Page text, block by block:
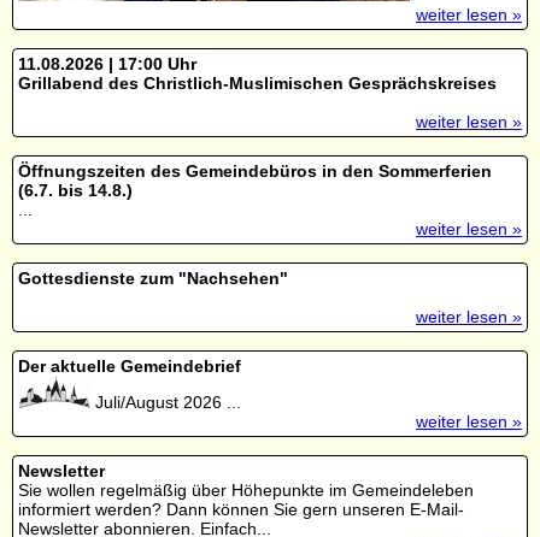
weiter lesen »
11.08.2026 | 17:00 Uhr
Grillabend des Christlich-Muslimischen Gesprächskreises
weiter lesen »
Öffnungszeiten des Gemeindebüros in den Sommerferien
(6.7. bis 14.8.)
weiter lesen »
Gottesdienste zum "Nachsehen"
weiter lesen »
Der aktuelle Gemeindebrief
Juli/August 2026 ...
weiter lesen »
Newsletter
Sie wollen regelmäßig über Höhepunkte im Gemeindeleben
informiert werden? Dann können Sie gern unseren E-Mail-
Newsletter abonnieren. Einfach...